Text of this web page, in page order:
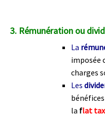
3. Rémunération ou
La
imposée
charges
Les
la flat tax